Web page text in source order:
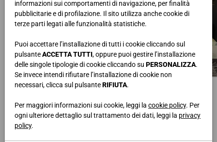
informazioni sui comportamenti di navigazione, per finalità
pubblicitarie e di profilazione. Il sito utilizza anche cookie di
terze parti legati alle funzionalità statistiche.
Puoi accettare l’installazione di tutti i cookie cliccando sul
pulsanteACCETTA TUTTI, oppure puoi gestire l’installazione
delle singole tipologie di cookie cliccando su PERSONALIZZA.
Se invece intendi rifiutare l’installazione di cookie non
necessari, clicca sul pulsanteRIFIUTA.
Per maggiori informazioni sui cookie, leggi la cookie policy. Per
ogni ulteriore dettaglio sul trattamento dei dati, leggi la privacy
policy.
LETTO
SCRIVANIA CON FRIGOBAR
PORTA VALIGIA
L.60 • H.51,5 • P.58
Teak